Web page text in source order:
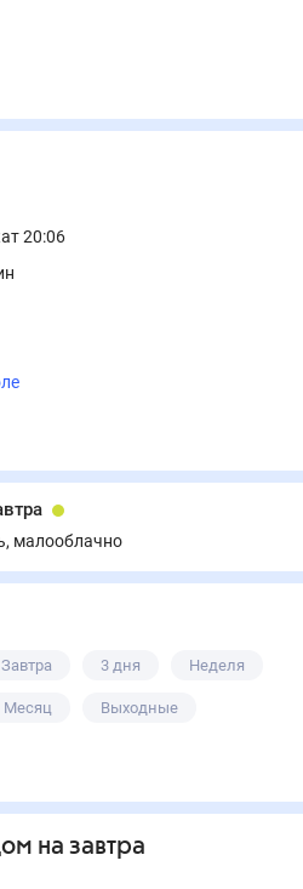
20:06
малооблачно
Завтра 3 дня Неделя
Месяц Выходные
на завтра